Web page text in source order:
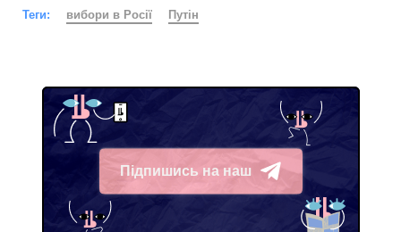
Теги: вибори в Росії Путін
Підпишись на наш
Telegram